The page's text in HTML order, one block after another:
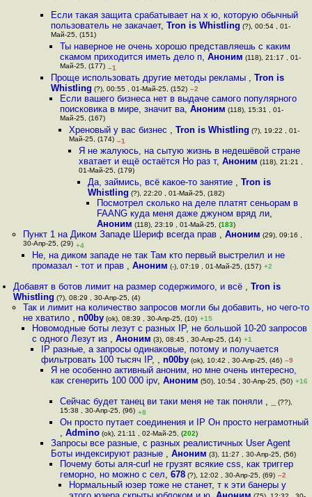
Если такая защита срабатывает на х ю, которую обычный
пользователь не закачает, Tron is Whistling (?), 00:54 , 01-
Май-25, (151)
Ты наверное не очень хорошо представляешь с каким
скамом приходится иметь дело п, Аноним (118), 21:17 , 01-
Май-25, (177) –1
Проще использовать другие методы рекламы , Tron is
Whistling (?), 00:55 , 01-Май-25, (152) –2
Если вашего бизнеса нет в выдаче самого популярного
поисковика в мире, значит ва, Аноним (118), 15:31 , 01-
Май-25, (167)
Хреновый у вас бизнес ,Tron is Whistling (?), 19:22 , 01-
Май-25, (174) –1
Я не жалуюсь, на сытую жизнь в недешёвой стране
хватает и ещё остаётся Но раз т, Аноним (118), 21:21 ,
01-Май-25, (179)
Да, займись, всё какое-то занятие , Tron is
Whistling (?), 22:20 , 01-Май-25, (182)
Посмотрел сколько на деле платят сеньорам в
FAANG куда меня даже джуном вряд ли,
Аноним (118), 23:19 , 01-Май-25, (183)
Пункт 1 на Диком Западе Шериф всегда прав , Аноним (29), 09:16 ,
30-Апр-25, (29) +4
Не, на диком западе не так Там кто первый выстрелил и не
промазал - тот и прав , Аноним (-), 07:19 , 01-Май-25, (157) +2
Добавят в ботов лимит на размер содержимого, и всё ,Tron is
Whistling (?), 08:29 , 30-Апр-25, (4)
Так и лимит на количество запросов могли бы добавить, но чего-то
не хватило , n00by(ok), 08:39 , 30-Апр-25, (10) +15
Новомодные боты лезут с разных IP, не большой 10-20 запросов
с одного Лезут из , Аноним (3), 08:45 , 30-Апр-25, (14) +1
IP разные, а запросы одинаковые, потому и получается
фильтровать 100 тысяч IP, ,n00by (ok), 10:42 , 30-Апр-25, (46) –9
Я не особенно активный аноним, но мне очень интересно,
как сгенерить 100 000 ipv, Аноним (50), 10:54 , 30-Апр-25, (50) +16
Сейчас будет танец ви таки меня не так поняли , (??),
15:38 , 30-Апр-25, (96) +8
Он просто путает соединения и IP Он просто неграмотный
, Admino(ok), 21:11 , 02-Май-25, (202)
Запросы все разные, с разных реалистичных User Agent
Боты индексируют разные , Аноним (3), 11:27 , 30-Апр-25, (56)
Почему боты аля-curl не грузят всякие css, как триггер
геморно, но можно с сел, 678(?), 12:02 , 30-Апр-25, (69) –2
Нормальный юзер тоже не станет, т к эти банеры у